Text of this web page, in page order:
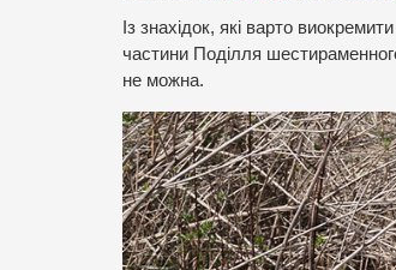
Із знахідок, які варто
частини Поділля
не можна.